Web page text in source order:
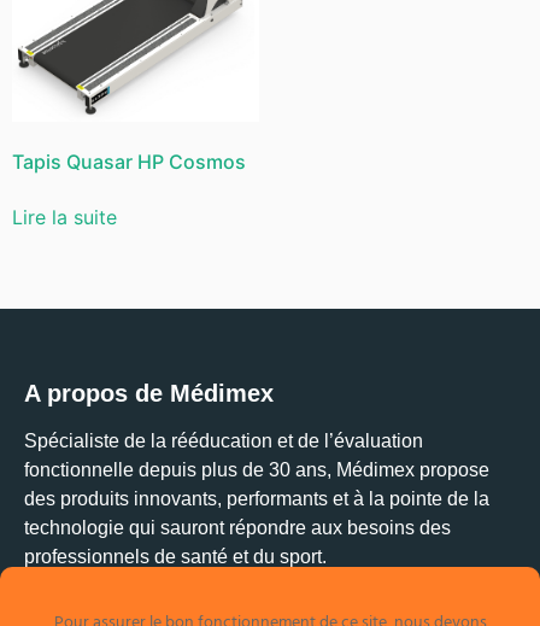
Tapis Quasar HP Cosmos
Lire la suite
A propos de Médimex
Spécialiste de la rééducation et de l’évaluation
fonctionnelle depuis plus de 30 ans, Médimex propose
des produits innovants, performants et à la pointe de la
technologie qui sauront répondre aux besoins des
professionnels de santé et du sport.